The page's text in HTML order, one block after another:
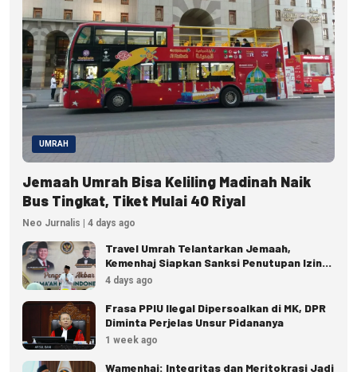
UMRAH
Jemaah Umrah Bisa Keliling Madinah Naik
Bus Tingkat, Tiket Mulai 40 Riyal
Neo Jurnalis | 4 days ago
Travel Umrah Telantarkan Jemaah,
Kemenhaj Siapkan Sanksi Penutupan Izin
hingga Pidana
4 days ago
Frasa PPIU Ilegal Dipersoalkan di MK, DPR
Diminta Perjelas Unsur Pidananya
1 week ago
Wamenhaj: Integritas dan Meritokrasi Jadi